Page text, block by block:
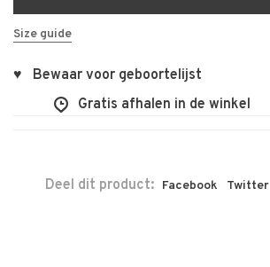
Size guide
♥ Bewaar voor geboortelijst
Gratis afhalen in de winkel
Deel dit product: Facebook Twitter